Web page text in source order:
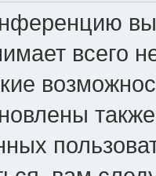
всего